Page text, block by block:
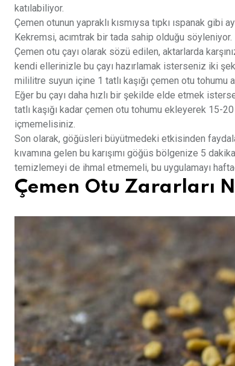
katılabiliyor.
Çemen otunun yapraklı kısmıysa tıpkı ıspanak
Kekremsi, acımtrak bir tada sahip olduğu söyleniyor.
Çemen otu çayı olarak sözü edilen, aktarlarda
kendi ellerinizle bu çayı hazırlamak isterseniz iki
mililitre suyun içine 1 tatlı kaşığı çemen otu
Eğer bu çayı daha hızlı bir şekilde elde etmek
tatlı kaşığı kadar çemen otu tohumu ekleyerek 15-
içmemelisiniz.
Son olarak, göğüsleri büyütmedeki etkisinden
kıvamına gelen bu karışımı göğüs bölgenize 5
temizlemeyi de ihmal etmemeli, bu uygulamayı
Çemen Otu Zararları